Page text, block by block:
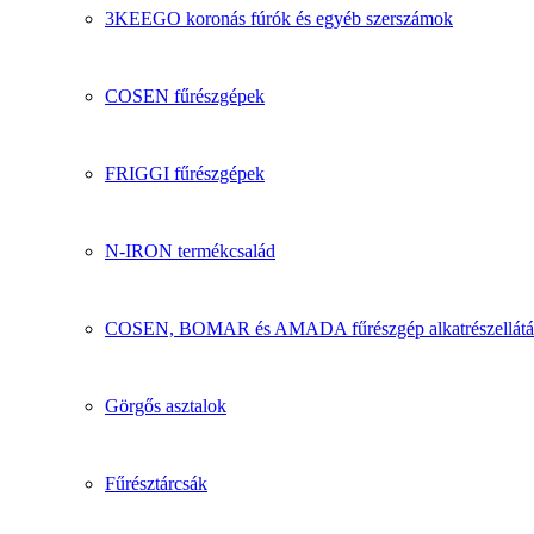
3KEEGO koronás fúrók és egyéb szerszámok
COSEN fűrészgépek
FRIGGI fűrészgépek
N-IRON termékcsalád
COSEN, BOMAR és AMADA fűrészgép
Görgős asztalok
Fűrésztárcsák